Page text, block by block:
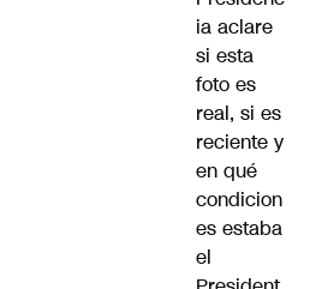
ia aclare
si esta
foto es
real, si es
reciente y
en qué
condicion
es estaba
el